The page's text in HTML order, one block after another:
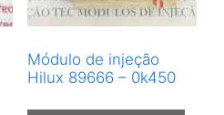
Módulo de injeção
Hilux 89666 – 0k450